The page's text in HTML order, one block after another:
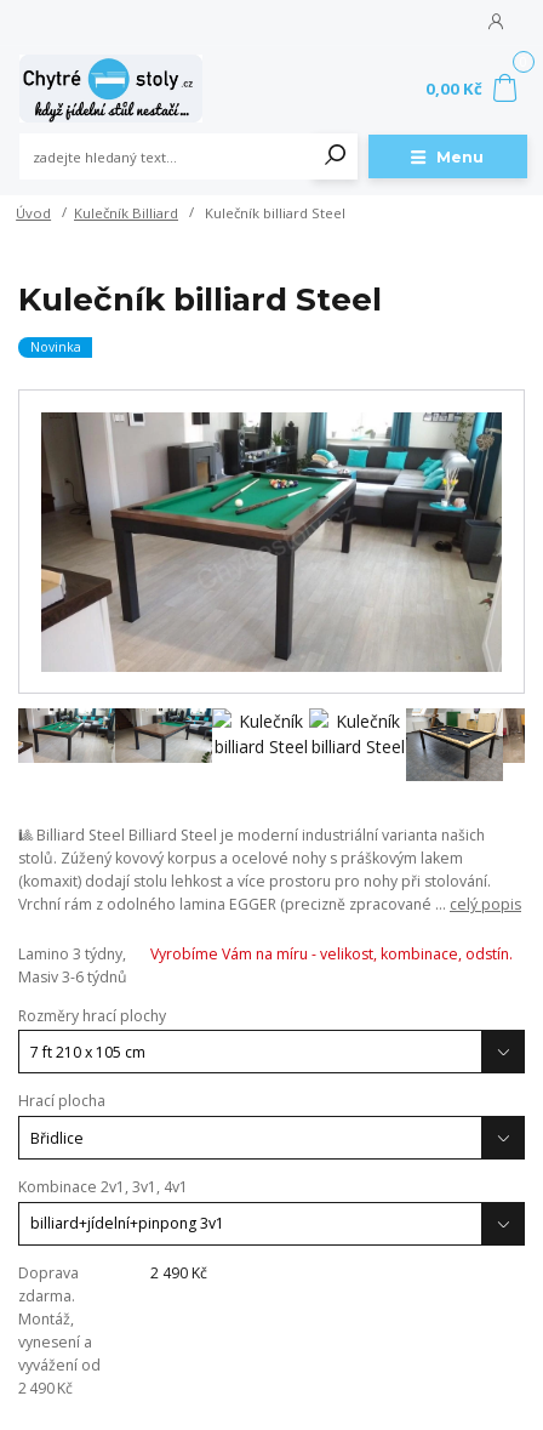
Menu
0,00 Kč
Úvod Kulečník Billiard Kulečník billiard Steel
Kulečník billiard Steel
Novinka
🎱 Billiard Steel Billiard Steel je moderní industriální varianta našich
stolů. Zúžený kovový korpus a ocelové nohy s práškovým lakem
(komaxit) dodají stolu lehkost a více prostoru pro nohy při stolování.
Vrchní rám z odolného lamina EGGER (precizně zpracované ... celý popis
Lamino 3 týdny,
Masiv 3-6 týdnů
Vyrobíme Vám na míru - velikost, kombinace, odstín.
Rozměry hrací plochy
Hrací plocha
Kombinace 2v1, 3v1, 4v1
Doprava
zdarma.
Montáž,
vynesení a
vyvážení od
2 490 Kč
2 490 Kč